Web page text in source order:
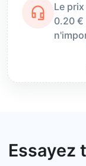
headset_mic
Le
0.20 €
Essayez